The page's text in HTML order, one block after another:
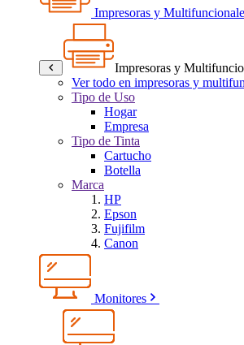
Impresoras y
Impresoras y
Ver todo en impresoras y
Tipo de Uso
Hogar
Empresa
Tipo de Tinta
Cartucho
Botella
Marca
HP
Epson
Fujifilm
Canon
Monitores